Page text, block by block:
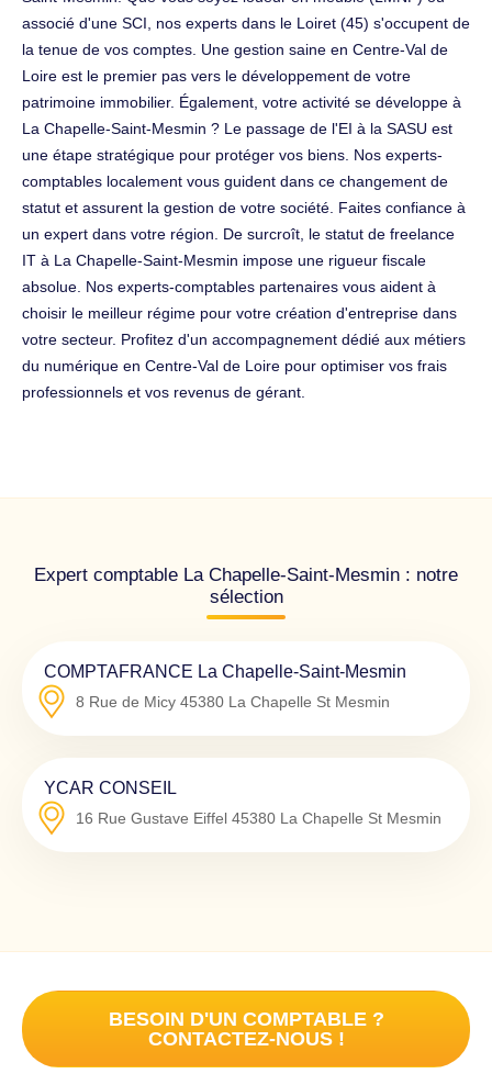
associé d'une SCI, nos experts dans le Loiret (45) s'occupent de
la tenue de vos comptes. Une gestion saine en Centre-Val de
Loire est le premier pas vers le développement de votre
patrimoine immobilier. Également, votre activité se développe à
La Chapelle-Saint-Mesmin ? Le passage de l'EI à la SASU est
une étape stratégique pour protéger vos biens. Nos experts-
comptables localement vous guident dans ce changement de
statut et assurent la gestion de votre société. Faites confiance à
un expert dans votre région. De surcroît, le statut de freelance
IT à La Chapelle-Saint-Mesmin impose une rigueur fiscale
absolue. Nos experts-comptables partenaires vous aident à
choisir le meilleur régime pour votre création d'entreprise dans
votre secteur. Profitez d'un accompagnement dédié aux métiers
du numérique en Centre-Val de Loire pour optimiser vos frais
professionnels et vos revenus de gérant.
Expert comptable La Chapelle-Saint-Mesmin : notre
sélection
COMPTAFRANCE La Chapelle-Saint-Mesmin
8 Rue de Micy 45380 La Chapelle St Mesmin
YCAR CONSEIL
16 Rue Gustave Eiffel 45380 La Chapelle St Mesmin
BESOIN D'UN COMPTABLE ?
CONTACTEZ-NOUS !